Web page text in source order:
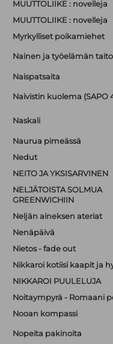
MUUTTOLIIKE : novelleja
MUUTTOLIIKE : novelleja
Myrkylliset poikamiehet
Nainen ja työelämän taito
Naispatsaita
Naivistin kuolema (SAPO
Naskali
Naurua pimeässä
Nedut
NEITO JA YKSISARVINEN
NELJÄTOISTA SOLMUA
GREENWICHIIN
Neljän aineksen ateriat
Nenäpäivä
Nietos - fade out
Nikkaroi kotiisi kaapit ja
NIKKAROI PUULELUJA
Noitaympyrä - Romaani
Nooan kompassi
Nopeita pakinoita